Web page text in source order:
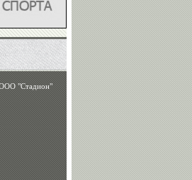
"Стадион"